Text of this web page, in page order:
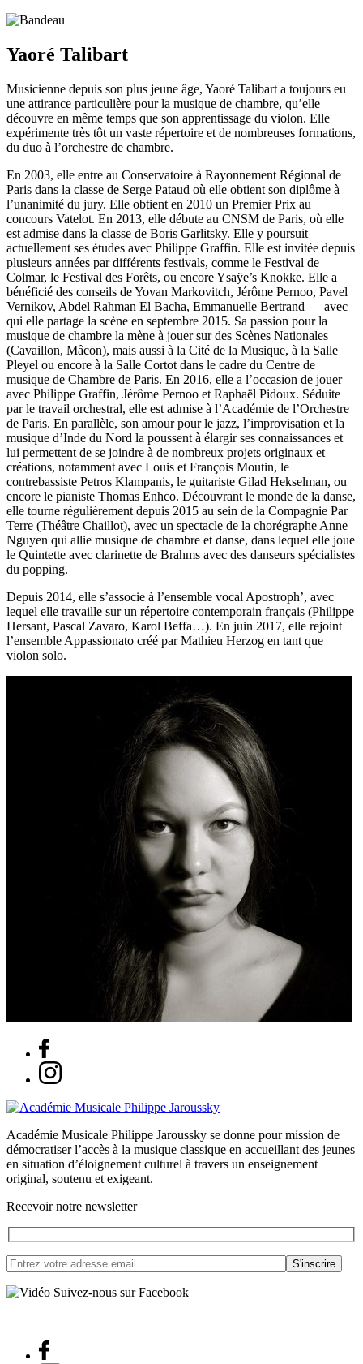
Yaoré Talibart
Musicienne depuis son plus jeune âge, Yaoré Talibart a toujours eu
une attirance particulière pour la musique de chambre, qu’elle
découvre en même temps que son apprentissage du violon. Elle
expérimente très tôt un vaste répertoire et de nombreuses formations,
du duo à l’orchestre de chambre.
En 2003, elle entre au Conservatoire à Rayonnement Régional de
Paris dans la classe de Serge Pataud où elle obtient son diplôme à
l’unanimité du jury. Elle obtient en 2010 un Premier Prix au
concours Vatelot. En 2013, elle débute au CNSM de Paris, où elle
est admise dans la classe de Boris Garlitsky. Elle y poursuit
actuellement ses études avec Philippe Graffin. Elle est invitée depuis
plusieurs années par différents festivals, comme le Festival de
Colmar, le Festival des Forêts, ou encore Ysaÿe’s Knokke. Elle a
bénéficié des conseils de Yovan Markovitch, Jérôme Pernoo, Pavel
Vernikov, Abdel Rahman El Bacha, Emmanuelle Bertrand — avec
qui elle partage la scène en septembre 2015. Sa passion pour la
musique de chambre la mène à jouer sur des Scènes Nationales
(Cavaillon, Mâcon), mais aussi à la Cité de la Musique, à la Salle
Pleyel ou encore à la Salle Cortot dans le cadre du Centre de
musique de Chambre de Paris. En 2016, elle a l’occasion de jouer
avec Philippe Graffin, Jérôme Pernoo et Raphaël Pidoux. Séduite
par le travail orchestral, elle est admise à l’Académie de l’Orchestre
de Paris. En parallèle, son amour pour le jazz, l’improvisation et la
musique d’Inde du Nord la poussent à élargir ses connaissances et
lui permettent de se joindre à de nombreux projets originaux et
créations, notamment avec Louis et François Moutin, le
contrebassiste Petros Klampanis, le guitariste Gilad Hekselman, ou
encore le pianiste Thomas Enhco. Découvrant le monde de la danse,
elle tourne régulièrement depuis 2015 au sein de la Compagnie Par
Terre (Théâtre Chaillot), avec un spectacle de la chorégraphe Anne
Nguyen qui allie musique de chambre et danse, dans lequel elle joue
le Quintette avec clarinette de Brahms avec des danseurs spécialistes
du popping.
Depuis 2014, elle s’associe à l’ensemble vocal Apostroph’, avec
lequel elle travaille sur un répertoire contemporain français (Philippe
Hersant, Pascal Zavaro, Karol Beffa…). En juin 2017, elle rejoint
l’ensemble Appassionato créé par Mathieu Herzog en tant que
violon solo.
Académie Musicale Philippe Jaroussky se donne pour mission de
démocratiser l’accès à la musique classique en accueillant des jeunes
en situation d’éloignement culturel à travers un enseignement
original, soutenu et exigeant.
Recevoir notre newsletter
Suivez-nous sur Facebook